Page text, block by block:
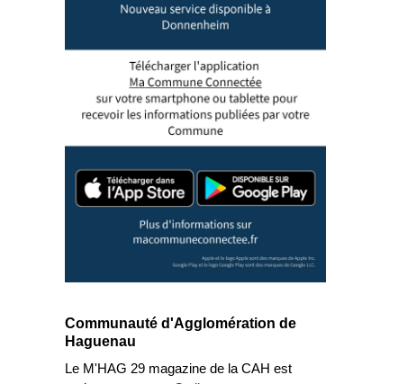
Communauté d'Agglomération de
Haguenau
Le M'HAG 29 magazine de la CAH est